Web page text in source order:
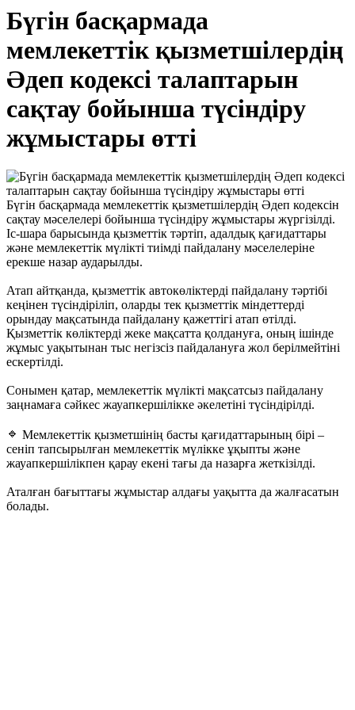
Бүгін басқармада
мемлекеттік қызметшілердің
Әдеп кодексі талаптарын
сақтау бойынша түсіндіру
жұмыстары өтті
Бүгін басқармада мемлекеттік қызметшілердің Әдеп кодексін
сақтау мәселелері бойынша түсіндіру жұмыстары жүргізілді.
Іс-шара барысында қызметтік тәртіп, адалдық қағидаттары
және мемлекеттік мүлікті тиімді пайдалану мәселелеріне
ерекше назар аударылды.
Атап айтқанда, қызметтік автокөліктерді пайдалану тәртібі
кеңінен түсіндіріліп, оларды тек қызметтік міндеттерді
орындау мақсатында пайдалану қажеттігі атап өтілді.
Қызметтік көліктерді жеке мақсатта қолдануға, оның ішінде
жұмыс уақытынан тыс негізсіз пайдалануға жол берілмейтіні
ескертілді.
Сонымен қатар, мемлекеттік мүлікті мақсатсыз пайдалану
заңнамаға сәйкес жауапкершілікке әкелетіні түсіндірілді.
Мемлекеттік қызметшінің басты қағидаттарының бірі –
сеніп тапсырылған мемлекеттік мүлікке ұқыпты және
жауапкершілікпен қарау екені тағы да назарға жеткізілді.
Аталған бағыттағы жұмыстар алдағы уақытта да жалғасатын
болады.